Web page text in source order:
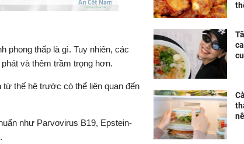
phong thấp là gì. Tuy nhiên, các
và thêm trầm trọng hơn.
thế hệ trước có thể liên quan đến
như Parvovirus B19, Epstein-